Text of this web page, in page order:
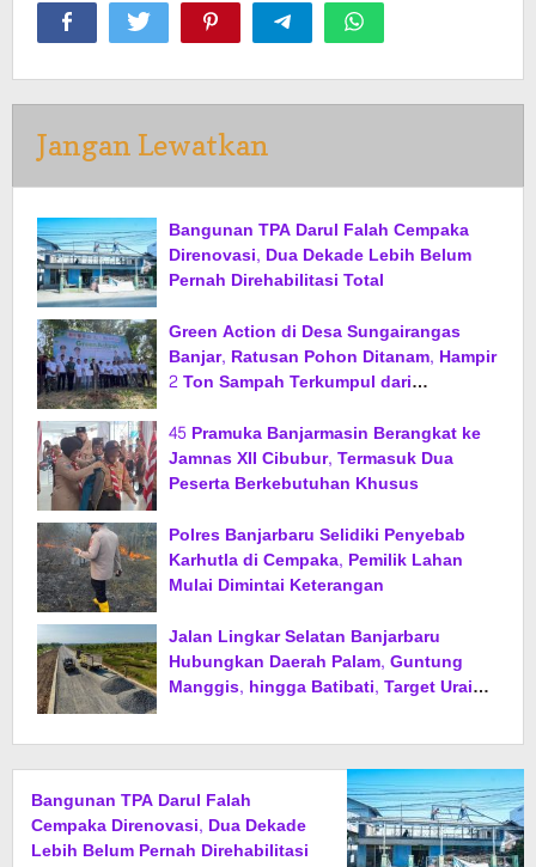
Jangan Lewatkan
Bangunan TPA Darul Falah Cempaka
Direnovasi, Dua Dekade Lebih Belum
Pernah Direhabilitasi Total
Green Action di Desa Sungairangas
Banjar, Ratusan Pohon Ditanam, Hampir
2 Ton Sampah Terkumpul dari
45 Pramuka Banjarmasin Berangkat ke
Jamnas XII Cibubur, Termasuk Dua
Peserta Berkebutuhan Khusus
Polres Banjarbaru Selidiki Penyebab
Karhutla di Cempaka, Pemilik Lahan
Mulai Dimintai Keterangan
Jalan Lingkar Selatan Banjarbaru
Hubungkan Daerah Palam, Guntung
Manggis, hingga Batibati, Target Urai
Bangunan TPA Darul Falah
Cempaka Direnovasi, Dua Dekade
Lebih Belum Pernah Direhabilitasi